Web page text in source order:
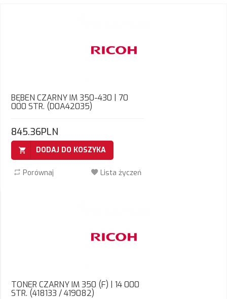
BĘBEN CZARNY IM 350-430 | 70
000 STR. (D0A42035)
845.36PLN
DODAJ DO KOSZYKA
Porównaj Lista życzeń
TONER CZARNY IM 350 (F) | 14 000
STR. (418133 / 419082)